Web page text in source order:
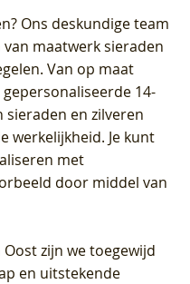
? Ons deskundige team
maatwerk sieraden
Van op maat
14-
sieraden en zilveren
werkelijkheid. Je kunt
met
door middel van
Oostzijn we toegewijd
en uitstekende